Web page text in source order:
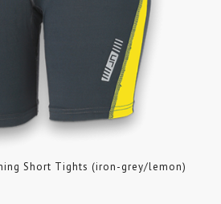
Short Tights (iron-grey/lemon)